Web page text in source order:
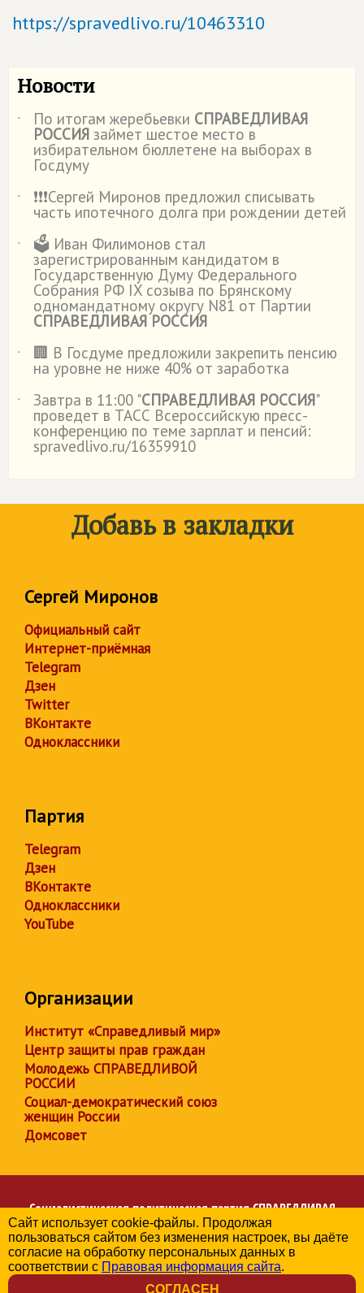
https://spravedlivo.ru/10463310
Новости
˙ По итогам жеребьевки СПРАВЕДЛИВАЯ
РОССИЯ займет шестое место в
избирательном бюллетене на выборах в
Госдуму
˙
❗️❗️❗️Сергей Миронов предложил списывать
часть ипотечного долга при рождении детей
˙
🗳️ Иван Филимонов стал
зарегистрированным кандидатом в
Государственную Думу Федерального
Собрания РФ IX созыва по Брянскому
одномандатному округу N81 от Партии
СПРАВЕДЛИВАЯ РОССИЯ
˙
🏢 В Госдуме предложили закрепить пенсию
на уровне не ниже 40% от заработка
˙
Завтра в 11:00 "СПРАВЕДЛИВАЯ РОССИЯ"
проведет в ТАСС Всероссийскую пресс-
конференцию по теме зарплат и пенсий:
spravedlivo.ru/16359910
Добавь в закладки
Сергей Миронов
Официальный сайт
Интернет-приёмная
Telegram
Дзен
Twitter
ВКонтакте
Одноклассники
Партия
Telegram
Дзен
ВКонтакте
Одноклассники
YouTube
Организации
Институт «Справедливый мир»
Центр защиты прав граждан
Молодежь СПРАВЕДЛИВОЙ
РОССИИ
Социал-демократический союз
женщин России
Домсовет
Социалистическая политическая партияСПРАВЕДЛИВАЯ
РОССИЯ
Региональное отделение партии в Брянской области
© 2006-2026
Политика в отношении обработки персональных данных
Сайт использует cookie-файлы. Продолжая
пользоваться сайтом без изменения настроек, вы даёте
согласие на обработку персональных данных в
соответствии с Правовая информация сайта.
СОГЛАСЕН